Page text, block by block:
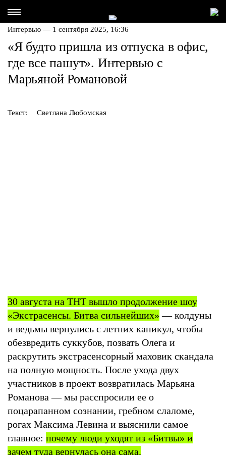
Интервью — 1 сентября 2025, 16:36
«Я будто пришла из отпуска в офис,
где все пашут». Интервью с
Марьяной Романовой
Текст: Светлана Любомская
30 августа на ТНТ вышло продолжение шоу
«Экстрасенсы. Битва сильнейших» — колдуны
и ведьмы вернулись с летних каникул, чтобы
обезвредить суккубов, позвать Олега и
раскрутить экстрасенсорный маховик скандала
на полную мощность. После ухода двух
участников в проект возвратилась Марьяна
Романова — мы расспросили ее о
поцарапанном сознании, гребном слаломе,
рогах Максима Левина и выяснили самое
главное: почему люди уходят из «Битвы» и
зачем туда вернулась она сама.